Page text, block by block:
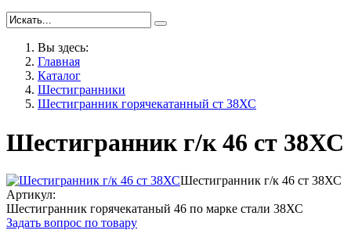
Вы здесь:
Главная
Каталог
Шестигранники
Шестигранник горячекатанный ст 38ХС
Шестигранник г/к 46 ст 38ХС
Шестигранник г/к 46 ст 38ХС
Артикул:
Шестигранник горячекатаный 46 по марке стали 38ХС
Задать вопрос по товару